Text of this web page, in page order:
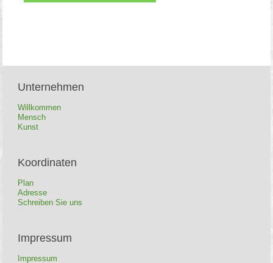
Unternehmen
Willkommen
Mensch
Kunst
Koordinaten
Plan
Adresse
Schreiben Sie uns
Impressum
Impressum